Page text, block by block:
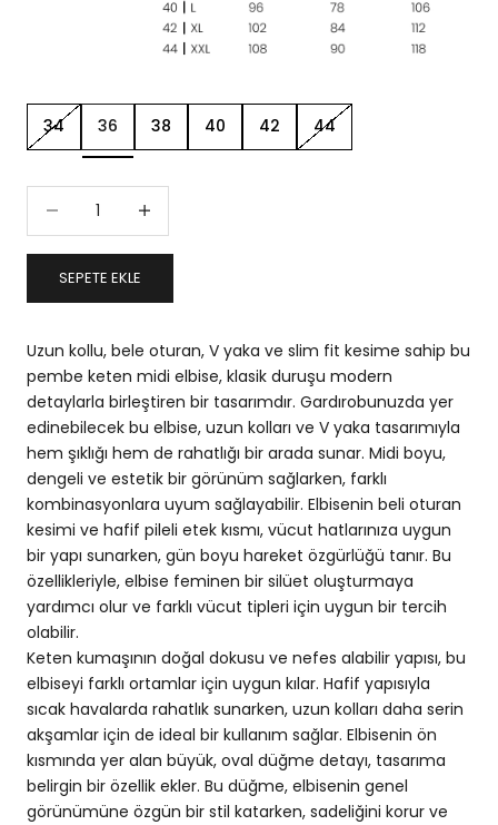
34 36 38 40 42 44
SEPETE EKLE
Uzun kollu, bele oturan, V yaka ve slim fit kesime sahip bu
pembe keten midi elbise, klasik duruşu modern
detaylarla birleştiren bir tasarımdır. Gardırobunuzda yer
edinebilecek bu elbise, uzun kolları ve V yaka tasarımıyla
hem şıklığı hem de rahatlığı bir arada sunar. Midi boyu,
dengeli ve estetik bir görünüm sağlarken, farklı
kombinasyonlara uyum sağlayabilir. Elbisenin beli oturan
kesimi ve hafif pileli etek kısmı, vücut hatlarınıza uygun
bir yapı sunarken, gün boyu hareket özgürlüğü tanır. Bu
özellikleriyle, elbise feminen bir silüet oluşturmaya
yardımcı olur ve farklı vücut tipleri için uygun bir tercih
olabilir.
Keten kumaşının doğal dokusu ve nefes alabilir yapısı, bu
elbiseyi farklı ortamlar için uygun kılar. Hafif yapısıyla
sıcak havalarda rahatlık sunarken, uzun kolları daha serin
akşamlar için de ideal bir kullanım sağlar. Elbisenin ön
kısmında yer alan büyük, oval düğme detayı, tasarıma
belirgin bir özellik ekler. Bu düğme, elbisenin genel
görünümüne özgün bir stil katarken, sadeliğini korur ve